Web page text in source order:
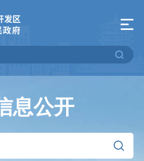
息公开